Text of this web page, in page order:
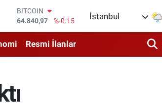
DOLAR
47,7436
%0.18
EURO
55,2510
%0.32
BİST100
13.779
İstanbul
Resmi İlanlar